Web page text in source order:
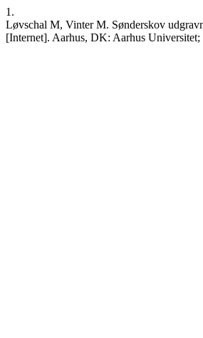
1.
Løvschal M, Vinter M. Sønderskov
[Internet]. Aarhus, DK: Aarhus